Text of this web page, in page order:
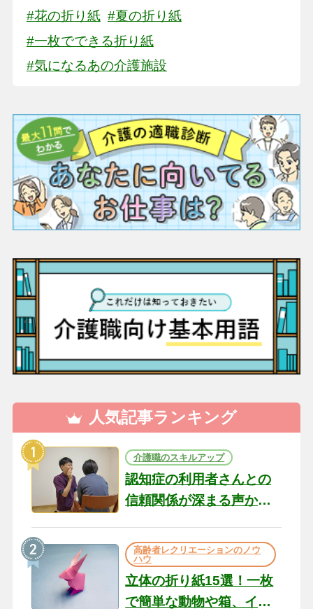
#花の折り紙 #夏の折り紙
#一枚でできる折り紙
#気になるあの介護施設
人気記事ランキング
介護職のスキルアップ
認知症の利用者さんとの
信頼関係が深まる声かけ
の現場から（22）
高齢者レクリエーションのノウ
ハウ
立体の折り紙15選！一枚
で簡単な動物や箱、イン